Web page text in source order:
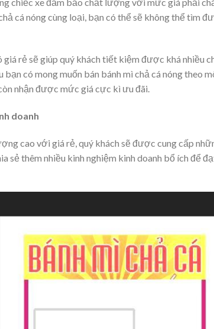
cá nóng cùng loại, bạn có thể sẽ không thể tìm
rẻ sẽ giúp quý khách tiết kiệm được khá nhiều
có mong muốn bán bánh mì chả cá nóng theo
nhận được mức giá cực kì ưu đãi.
doanh
cao với giá rẻ, quý khách sẽ được cung cấp
thêm nhiều kinh nghiệm kinh doanh bổ ích để